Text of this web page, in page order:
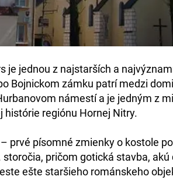
je jednou z najstarších a
Bojnickom zámku patrí medzi
námestí a je jedným z
regiónu Hornej Nitry.
– prvé písomné zmienky o kostole
storočia, pričom gotická stavba,
ešte staršieho románskeho